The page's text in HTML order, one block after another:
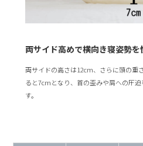
両サイド高めで横向き寝姿勢を
両サイドの高さは12cm、さらに頭の重
ると7cmとなり、首の歪みや肩への圧
す。